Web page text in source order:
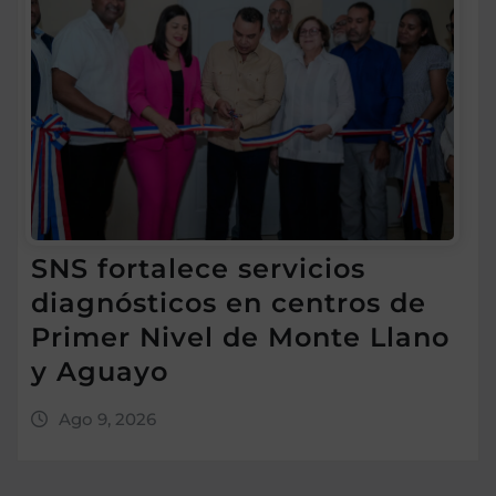
SNS fortalece servicios
diagnósticos en centros de
Primer Nivel de Monte Llano
y Aguayo
Ago 9, 2026